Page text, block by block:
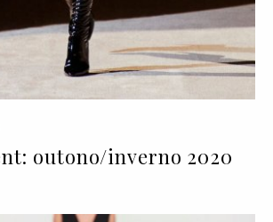
outono/inverno 2020